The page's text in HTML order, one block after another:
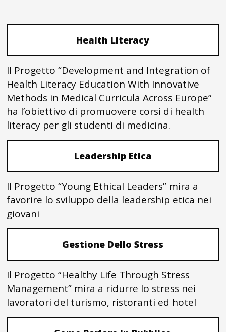
Health Literacy
Il Progetto “Development and Integration of
Health Literacy Education With Innovative
Methods in Medical Curricula Across Europe”
ha l’obiettivo di promuovere corsi di health
literacy per gli studenti di medicina.
Leadership Etica
Il Progetto “Young Ethical Leaders” mira a
favorire lo sviluppo della leadership etica nei
giovani
Gestione Dello Stress
Il Progetto “Healthy Life Through Stress
Management” mira a ridurre lo stress nei
lavoratori del turismo, ristoranti ed hotel